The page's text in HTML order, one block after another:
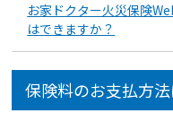
お家ドクター火災保険
はできますか？
保険料のお支払方